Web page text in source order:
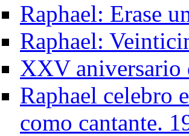
Raphael: Erase
Raphael:
XXV aniversario
Raphael celebro
como cantante.